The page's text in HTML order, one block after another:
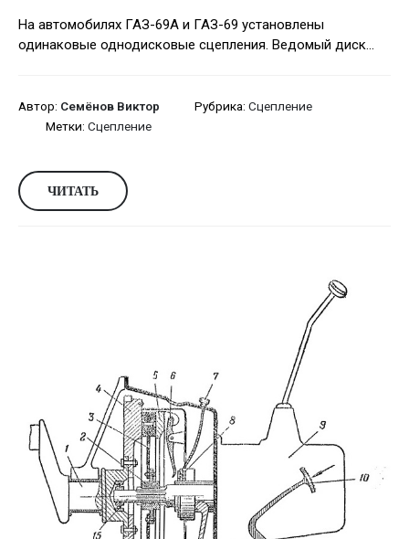
На автомобилях ГАЗ-69А и ГАЗ-69 установлены
одинаковые однодисковые сцепления. Ведомый диск...
Автор: Семёнов Виктор Рубрика: Сцепление
Метки: Сцепление
ЧИТАТЬ